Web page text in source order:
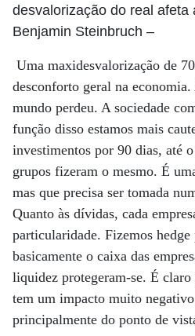
desvalorização do real afeta
Benjamin Steinbruch –
Uma maxidesvalorização de
desconforto geral na
mundo perdeu. A sociedade
função disso estamos mais
investimentos por 90 dias, até
grupos fizeram o mesmo. É
mas que precisa ser tomada
Quanto às dívidas, cada
particularidade. Fizemos hedge
basicamente o caixa das
liquidez protegeram-se. É claro
tem um impacto muito
principalmente do ponto de